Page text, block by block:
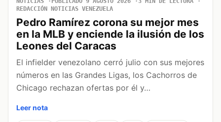
REDACCIÓN NOTICIAS VENEZUELA
Pedro Ramírez corona su mejor mes
en la MLB y enciende la ilusión de los
Leones del Caracas
El infielder venezolano cerró julio con sus mejores
números en las Grandes Ligas, los Cachorros de
Chicago rechazan ofertas por él y…
Leer nota